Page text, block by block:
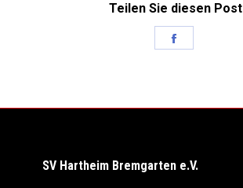
Teilen Sie diesen Post
SV Hartheim Bremgarten e.V.